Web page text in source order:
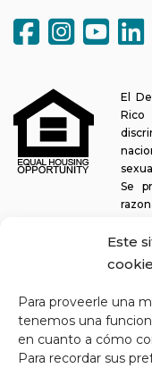
Este
Para proveerle una
tenemos una
en cuanto a cómo
Para recordar sus
El
Se
oportunidad de
Departamento de la
lectores de pantalla,
relacionadas con la
a los documentos.
copia de un
234-2324.